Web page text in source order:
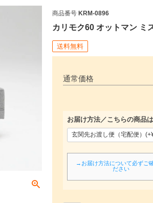
商品番号 KRM-0896
カリモク60 オットマン ミ
送料無料
通常価格
お届け方法／こちらの商品
→お届け方法について必ずご
ださい